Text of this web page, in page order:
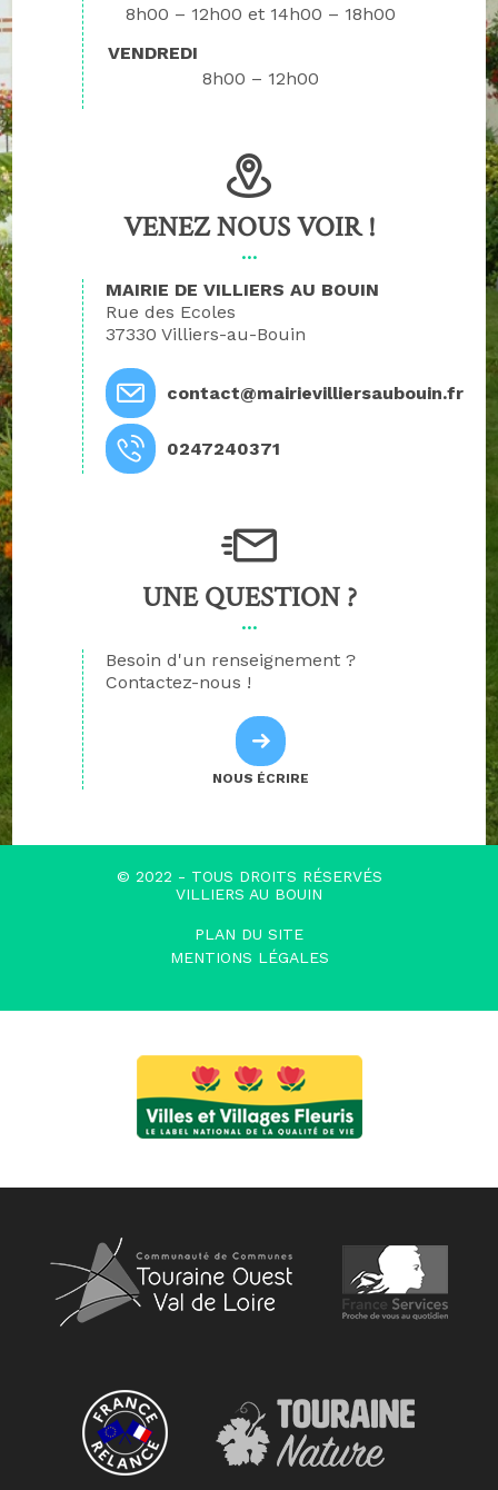
8h00 – 12h00
14h00 – 18h00
VENDREDI
8h00 – 12h00
VENEZ NOUS VOIR !
MAIRIE DE VILLIERS AU BOUIN
Rue des Ecoles
37330 Villiers-au-Bouin
contact@mairievilliersaubouin.fr
0247240371
UNE QUESTION ?
Besoin d'un renseignement ?
Contactez-nous !
NOUS ÉCRIRE
© 2022 - TOUS DROITS RÉSERVÉS
VILLIERS AU BOUIN
PLAN DU SITE
MENTIONS LÉGALES